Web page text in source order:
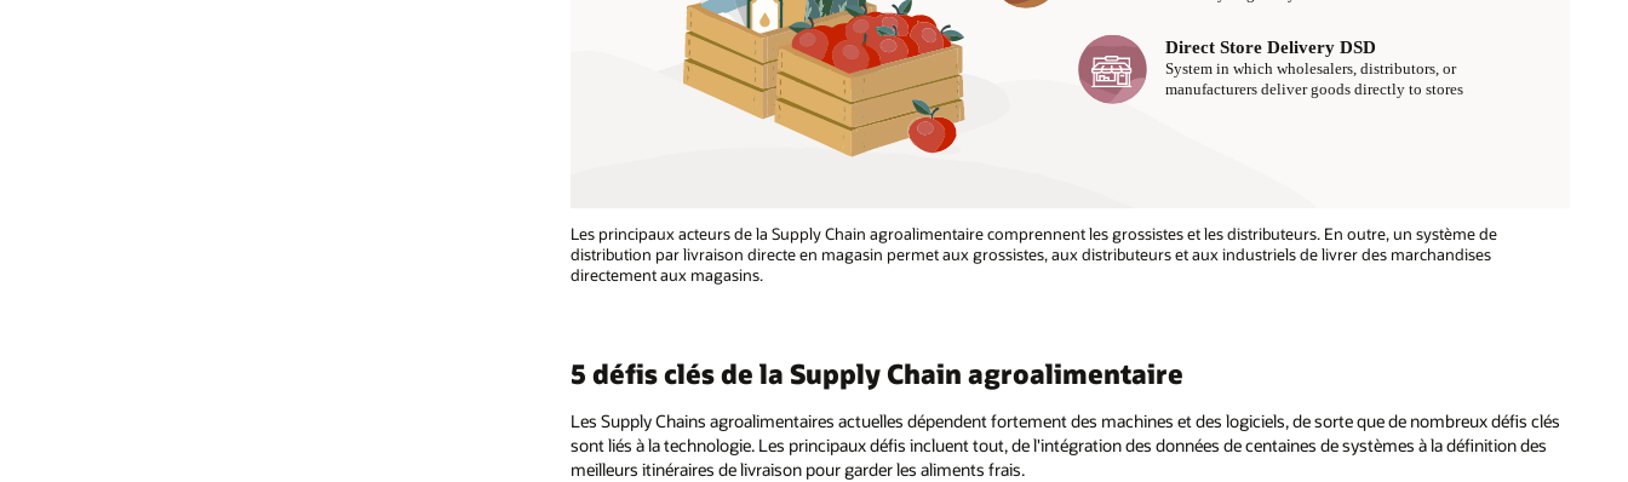
Les principaux acteurs de la Supply Chain agroalimentaire comprennent les grossistes et les distributeurs. En outre, un système de
distribution par livraison directe en magasin permet aux grossistes, aux distributeurs et aux industriels de livrer des marchandises
directement aux magasins.
5 défis clés de la Supply Chain agroalimentaire
Les Supply Chains agroalimentaires actuelles dépendent fortement des machines et des logiciels, de sorte que de nombreux défis clés
sont liés à la technologie. Les principaux défis incluent tout, de l'intégration des données de centaines de systèmes à la définition des
meilleurs itinéraires de livraison pour garder les aliments frais.